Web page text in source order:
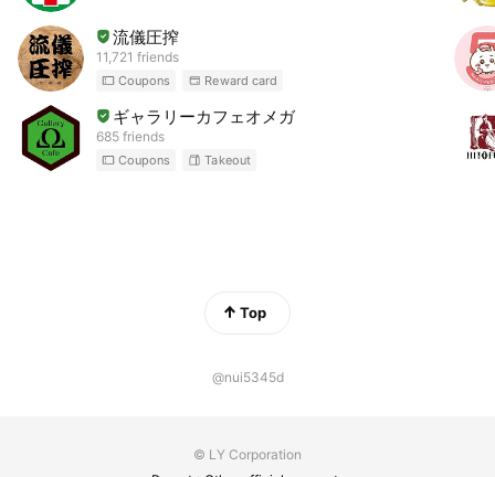
流儀圧搾
11,721 friends
Coupons Reward card
ギャラリーカフェオメガ
685 friends
Coupons Takeout
Top
@nui5345d
© LY Corporation